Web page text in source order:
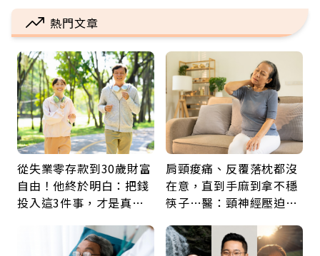
熱門文章
從失業零存款到30歲財富
自由！他終於明白：把錢
投入這3件事，才是真正
肩頸痠痛、反覆落枕都沒
在意，直到手麻到拿不穩
筷子…醫：頸神經壓迫上
鍵